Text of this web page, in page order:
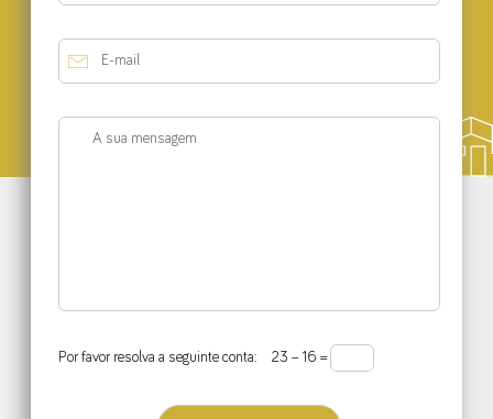
Por favor resolva a seguinte conta: 23 − 16 =